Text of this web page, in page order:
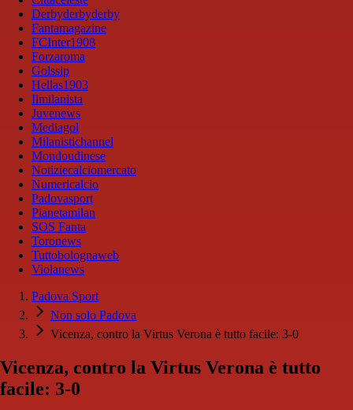
Derbyderbyderby
Fantamagazine
FCInter1908
Forzaroma
Golssip
Hellas1903
Ilmilanista
Juvenews
Mediagol
Milanistichannel
Mondoudinese
Notiziecalciomercato
Numericalcio
Padovasport
Pianetamilan
SOS Fanta
Toronews
Tuttobolognaweb
Violanews
Padova Sport
Non solo Padova
Vicenza, contro la Virtus Verona è tutto facile: 3-0
Vicenza, contro la Virtus Verona è tutto
facile: 3-0